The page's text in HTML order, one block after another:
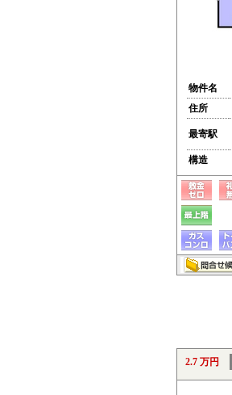
物件名
住所
最寄駅
構造
2.7 万円